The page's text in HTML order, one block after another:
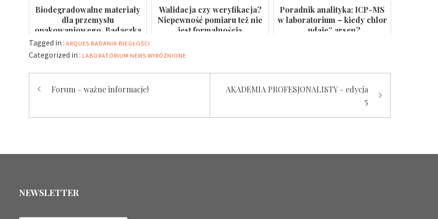
Biodegradowalne materiały
dla przemysłu
opakowaniowego. Badaczka
PWr z grantem NCN
Walidacja czy weryfikacja?
Niepewność pomiaru też nie
jest formalnością
Poradnik analityka: ICP-MS
w laboratorium – kiedy chlor
„udaje” arsen?
Tagged in : ARQUES BADANIA BIEGŁOŚCI
Categorized in : LABORATORIUM NEWS WYRÓŻNIONE
wpisu
Forum – ważne informacje!
AKADEMIA PROFESJONALISTY – edycja
5
NEWSLETTER